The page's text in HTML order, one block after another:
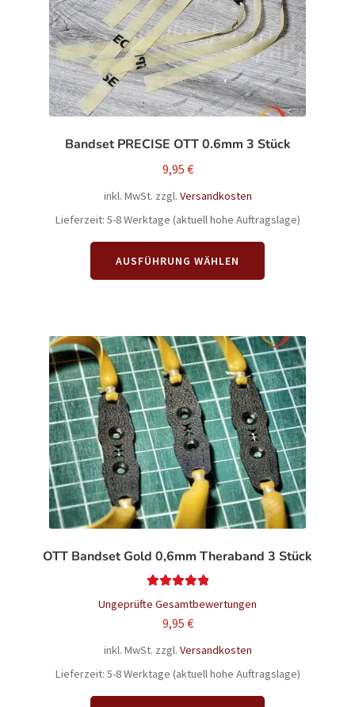
auf
der
Produktseite
gewählt
werden
Bandset PRECISE OTT 0.6mm 3 Stück
9,95 €
inkl. MwSt. zzgl. Versandkosten
Lieferzeit: 5-8 Werktage (aktuell hohe Auftragslage)
AUSFÜHRUNG WÄHLEN
Dieses
weist
auf.
Die
Optionen
können
auf
der
Produktseite
gewählt
werden
OTT Bandset Gold 0,6mm Theraband 3 Stück
Ungeprüfte Gesamtbewertungen
9,95 €
inkl. MwSt. zzgl. Versandkosten
Lieferzeit: 5-8 Werktage (aktuell hohe Auftragslage)
Dieses